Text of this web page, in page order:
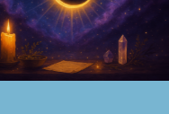
hechas las
incienso de